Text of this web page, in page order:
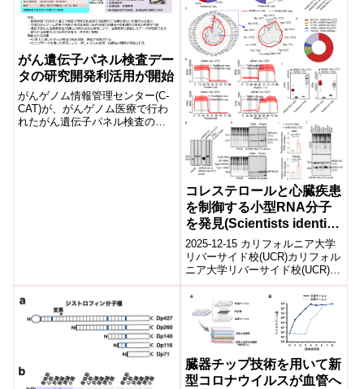
study)
がん遺伝子パネル検査デー
タの研究開発利活用が開始
がんゲノム情報管理センター(C-
CAT)が、がんゲノム医療で行わ
れたがん遺伝子パネル検査の情
コレステロールと心臓疾患
を制御する小型RNA分子
を発見(Scientists identify
small RNA molecule that
regulates cholesterol and
heart disease)
2025-12-15 カリフォルニア大学
リバーサイド校(UCR)カリフォル
ニア大学リバーサイド校(UCR)の
研究チームは、新たな小さな
RNA分子「tsRNA-G...
臓器チップ技術を用いて新
型コロナウイルスが血管へ